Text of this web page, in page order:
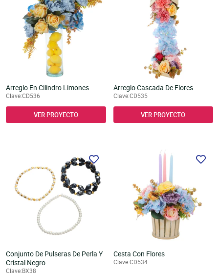
Arreglo En Cilindro Limones
Clave:CD536
VER PROYECTO
Arreglo Cascada De Flores
Clave:CD535
VER PROYECTO
Conjunto De Pulseras De Perla Y
Cristal Negro
Clave:BX38
Cesta Con Flores
Clave:CD534